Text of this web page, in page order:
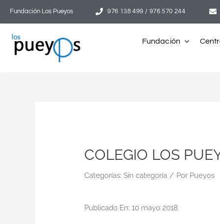
contenido
Fundación Los Pueyos 976 138 499 / 976 570 244
Fundación
COLEGIO LOS
Categorías: Sin categoría / Por Pueyos
Publicado En: 10 mayo 2018